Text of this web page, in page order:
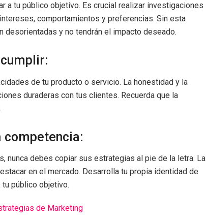
a tu público objetivo. Es crucial realizar investigaciones
comportamientos y preferencias. Sin esta
y no tendrán el impacto deseado.
de tu producto o servicio. La honestidad y la
duraderas con tus clientes. Recuerda que la
competencia:
nunca debes copiar sus estrategias al pie de la letra. La
en el mercado. Desarrolla tu propia identidad de
tu público objetivo.
de Marketing